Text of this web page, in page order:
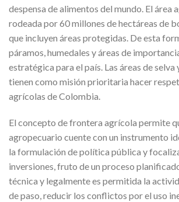
despensa de alimentos del mundo. El área
rodeada por 60 millones de hectáreas de
que incluyen áreas protegidas. De esta
páramos, humedales y áreas de
estratégica para el país. Las áreas de selva
tienen como misión prioritaria hacer
agrícolas de Colombia.
El concepto de frontera agrícola permite
agropecuario cuente con un instrumento
la formulación de política pública y
inversiones, fruto de un proceso
técnica y legalmente es permitida la
de paso, reducir los conflictos por el uso